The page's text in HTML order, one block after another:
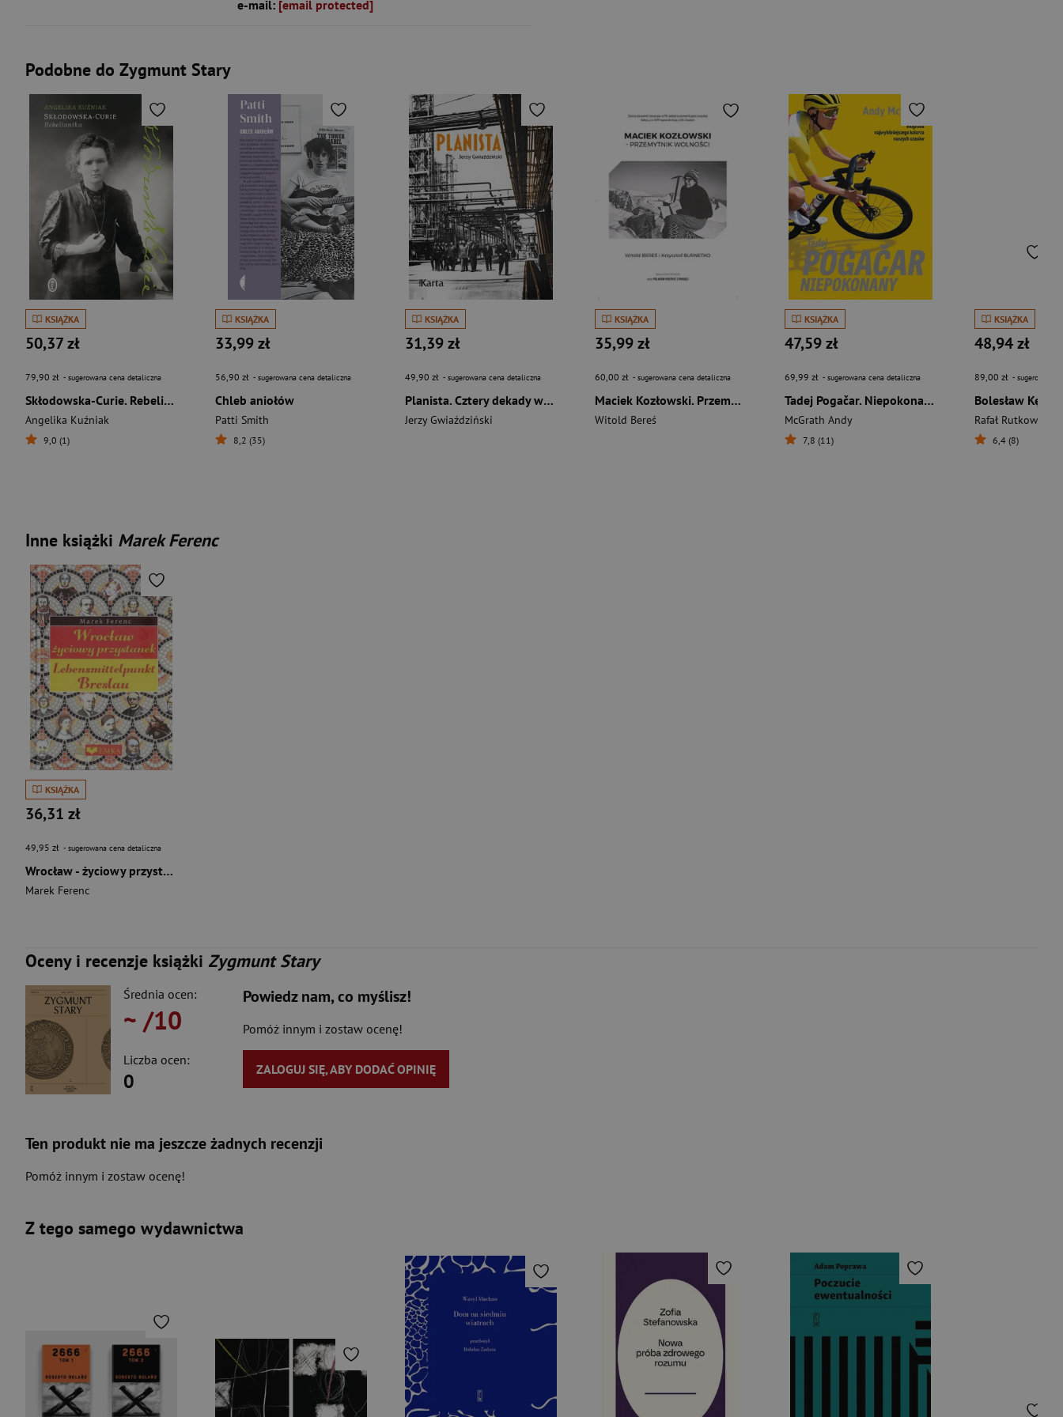
e-mail: [email protected]
Podobne do Zygmunt Stary
KSIĄŻKA
50,37 zł
79,90 zł - sugerowana cena detaliczna
Skłodowska-Curie. Rebeliantka
Angelika Kuźniak
9,0 (1)
KSIĄŻKA
33,99 zł
56,90 zł - sugerowana cena detaliczna
Chleb aniołów
Patti Smith
8,2 (35)
KSIĄŻKA
31,39 zł
49,90 zł - sugerowana cena detaliczna
Planista. Cztery dekady wewnątrz gospodarki sterowanej wyd. 2026
Jerzy Gwiaździński
KSIĄŻKA
35,99 zł
60,00 zł - sugerowana cena detaliczna
Maciek Kozłowski. Przemytnik wolności
Witold Bereś
KSIĄŻKA
47,59 zł
69,99 zł - sugerowana cena detaliczna
Tadej Pogačar. Niepokonany
McGrath Andy
7,8 (11)
KSIĄŻKA
48,94 zł
89,00 zł - sugerowana
Bolesław
Rafał Rutkowski
6,4 (8)
Inne książki Marek Ferenc
KSIĄŻKA
36,31 zł
49,95 zł - sugerowana cena detaliczna
Wrocław - życiowy przystanek
Marek Ferenc
Oceny i recenzje książki Zygmunt Stary
Średnia ocen:
~ /10
Liczba ocen:
0
Powiedz nam, co myślisz!
Pomóż innym i zostaw ocenę!
ZALOGUJ SIĘ, ABY DODAĆ OPINIĘ
Ten produkt nie ma jeszcze żadnych recenzji
Pomóż innym i zostaw ocenę!
Z tego samego wydawnictwa